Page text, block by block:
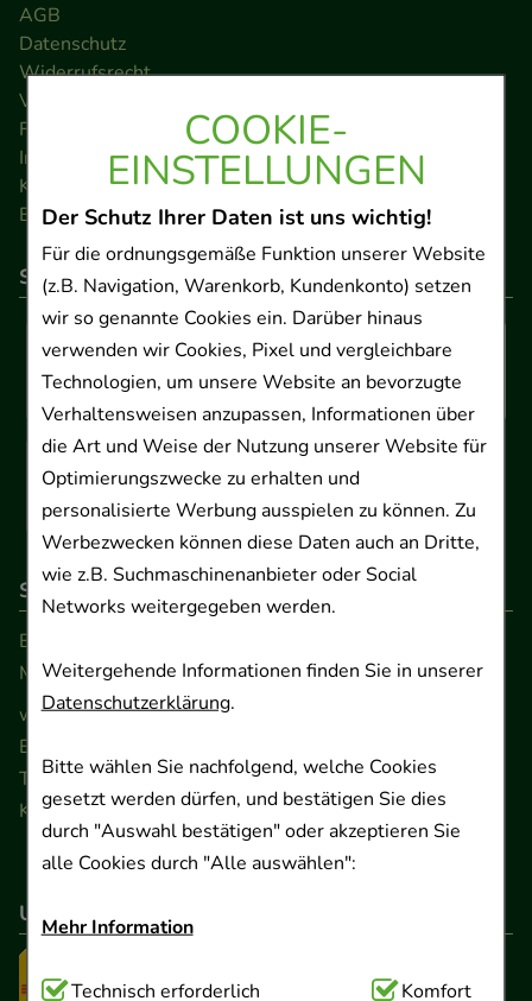
COOKIE-
EINSTELLUNGEN
Der Schutz Ihrer Daten ist uns wichtig!
Für die ordnungsgemäße Funktion unserer Website
(z.B. Navigation, Warenkorb, Kundenkonto) setzen
wir so genannte Cookies ein. Darüber hinaus
verwenden wir Cookies, Pixel und vergleichbare
Technologien, um unsere Website an bevorzugte
Verhaltensweisen anzupassen, Informationen über
die Art und Weise der Nutzung unserer Website für
Optimierungszwecke zu erhalten und
personalisierte Werbung ausspielen zu können. Zu
Werbezwecken können diese Daten auch an Dritte,
wie z.B. Suchmaschinenanbieter oder Social
Networks weitergegeben werden.
Weitergehende Informationen finden Sie in unserer
Datenschutzerklärung.
Bitte wählen Sie nachfolgend, welche Cookies
gesetzt werden dürfen, und bestätigen Sie dies
durch "Auswahl bestätigen" oder akzeptieren Sie
alle Cookies durch "Alle auswählen":
Mehr Information
Technisch Notwendig:Hierbei handelt es sich um
Technisch erforderlich
Komfort
AGB
Datenschutz
Widerrufsrecht
Versandkosten
FAQ
Impressum
Kontakt
Barrierefreiheitserklärung
So können Sie bezahlen
So erreichen Sie uns
Beratung und Kundenservice:
Montag - Freitag von 9.00 bis 17.00 Uhr
www.ApoSalis.de· E-Mail:
Ernst-August-Platz 2 · 30159 Hannover
Telefon 0511 89 71 80 0 · Fax 0511 89 71 80 11
Kontaktformular
Unser Versanddienstleister